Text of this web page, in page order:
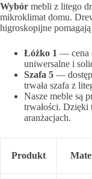
Wybór mebli z litego
mikroklimat domu.
higroskopijne
Łóżko 1 — cena
uniwersalne i
Szafa 5 —
trwała szafa z
Nasze meble są
trwałości. Dzięki
aranżacjach.
Produkt